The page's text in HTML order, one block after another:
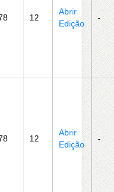
12
Abrir
Edição
-
12
Abrir
Edição
-